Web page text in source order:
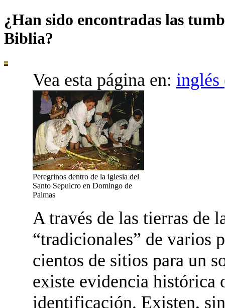
¿Han sido encontradas las
Biblia?
Vea esta página en:
Peregrinos dentro de la iglesia del
Santo Sepulcro en Domingo de
Palmas
Através de las tierras de
“tradicionales” de varios
cientos de sitios para un
existe evidencia histórica
identificación. Existen,